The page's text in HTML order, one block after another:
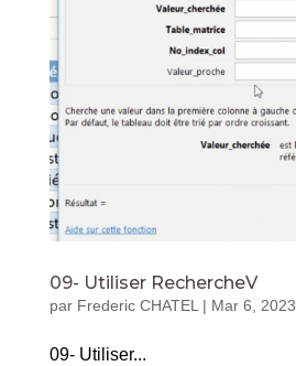
09- Utiliser RechercheV
par Frederic CHATEL| Mar 6, 2023
09- Utiliser...